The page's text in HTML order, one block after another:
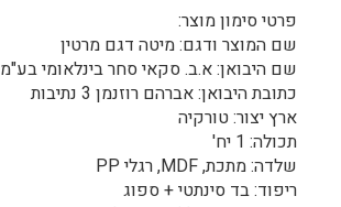
פרטי סימון מוצר:
שם המוצר ודגם: מיטה דגם מרטין
שם היבואן: א.ב. סקאי סחר בינלאומי בע"מ 513509026
כתובת היבואן: אברהם רוזנמן 3 נתיבות
ארץ יצור: טורקיה
תכולה: 1 יח'
שלדה: מתכת, MDF, רגלי PP
ריפוד: בד סינתטי + ספוג